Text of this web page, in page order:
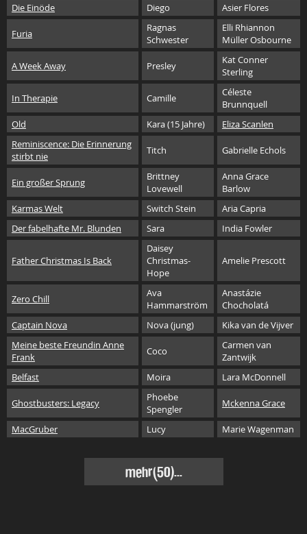
Die Einöde
Diego Asier Flores
Furia
Ragnas
Schwester
Elli Rhiannon
Müller Osbourne
A Week Away Presley
Kat Conner
Sterling
In Therapie Camille
Céleste
Brunnquell
Old
Kara (15 Jahre)
Eliza Scanlen
Reminiscence: Die Erinnerung
stirbt nie
Titch Gabrielle Echols
Ein großer Sprung
Brittney
Lovewell
Anna Grace
Barlow
Karmas Welt
Switch Stein
Aria Capria
Der fabelhafte Mr. Blunden
Sara India Fowler
Father Christmas Is Back
Daisey
Christmas-
Hope
Amelie Prescott
Zero Chill
Ava
Hammarström
Anastázie
Chocholatá
Captain Nova
Nova (jung)
Kika van de Vijver
Meine beste Freundin Anne
Frank
Coco
Carmen van
Zantwijk
Belfast
Moira Lara McDonnell
Ghostbusters: Legacy
Phoebe
Spengler
Mckenna Grace
MacGruber Lucy Marie Wagenman
mehr(50)...